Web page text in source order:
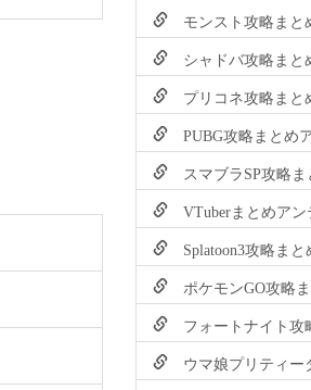
モンスト攻略まと
シャドバ攻略まと
プリコネ攻略まと
PUBG攻略まとめ
スマブラSP攻略ま
VTuberまとめアン
Splatoon3攻略まと
ポケモンGO攻略
フォートナイト攻
ウマ娘プリティー